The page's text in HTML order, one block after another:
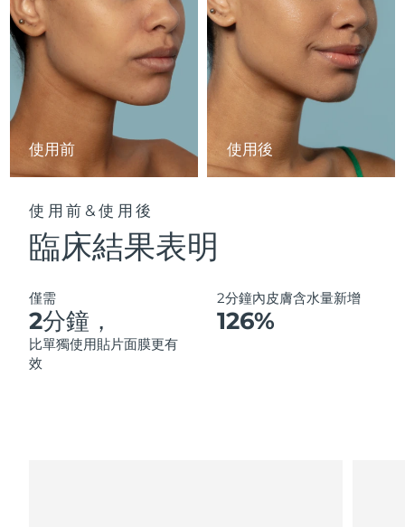
使用前 使用後
使用前&使用後
臨床結果表明
僅需
2分鐘，
比單獨使用貼片面膜更有
效
2分鐘內皮膚含水量新增
126%
黎巴嫩 預計送達日期8/10/26
立陶宛 預計送達日期8/9/26
盧森堡 預計送達日期8/9/26
中國澳門特別行政區 預計送達日期8/11/26
馬爾他
摩納哥 預計送達日期
荷蘭